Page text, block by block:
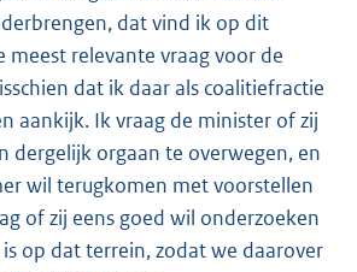
dat vind ik op dit
relevante vraag voor de
dat ik daar als coalitiefractie
aankijk. Ik vraag de minister of zij
dergelijk orgaan te overwegen, en
wil terugkomen met voorstellen
of zij eens goed wil onderzoeken
op dat terrein, zodat we daarover